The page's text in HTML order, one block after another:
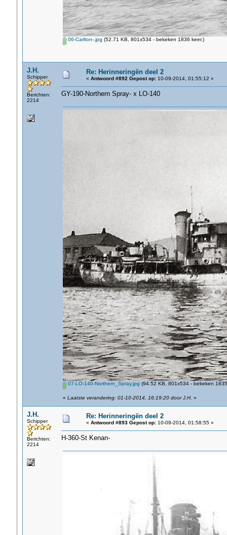
06-Carlton-.jpg (52.71 KB, 801x534 - bekeken 1836 keer.)
J.H.
Schipper
Berichten:
2214
Re: Herinneringën deel 2
« Antwoord #892 Gepost op:10-09-2014, 01:55:12 »
GY-190-Northern Spray- x LO-140
07-LO-140-Northern_Spray.jpg (94.52 KB, 801x534 - bekeken
« Laatste verandering: 01-10-2014, 16:19:20 door J.H. »
J.H.
Schipper
Berichten:
2214
Re: Herinneringën deel 2
« Antwoord #893 Gepost op:10-09-2014, 01:58:55 »
H-360-St Kenan-